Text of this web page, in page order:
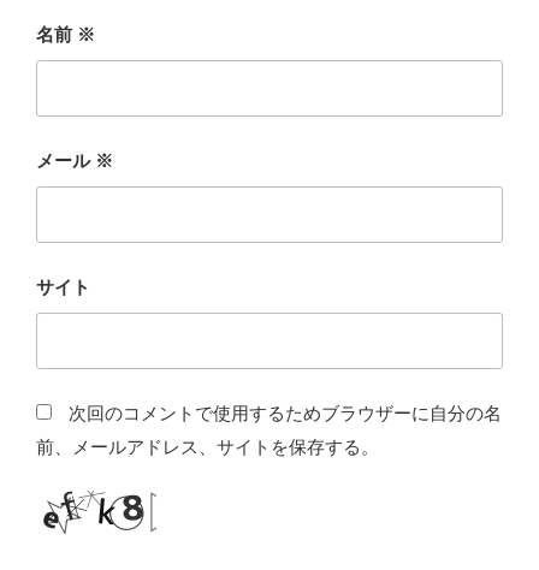
名前 ※
メール ※
サイト
次回のコメントで使用するためブラウザーに自分の名
前、メールアドレス、サイトを保存する。